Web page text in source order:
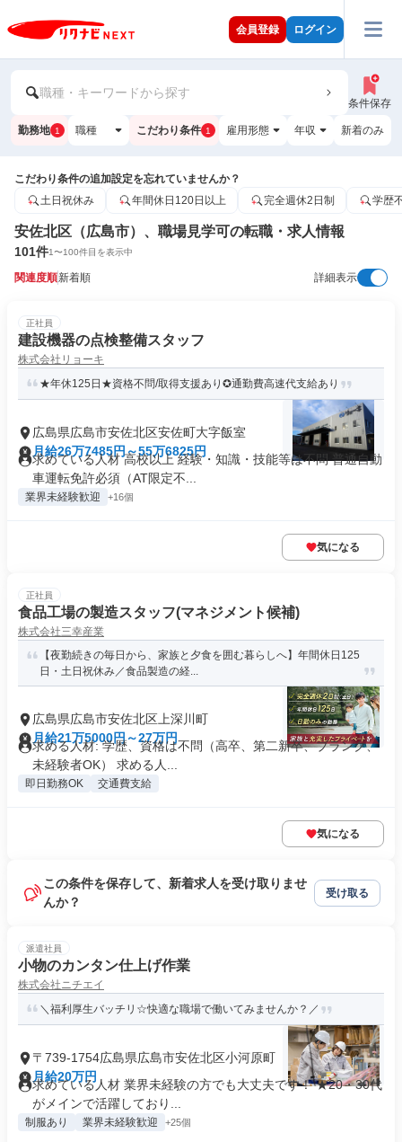
会員登録 ログイン
職種・キーワードから探す
条件保存
勤務地 1 職種 こだわり条件 1 雇用形態 年収 新着のみ
こだわり条件の追加設定を忘れていませんか？
土日祝休み
年間休日120日以上 完全週休2日制 学歴
安佐北区（広島市）、職場見学可の転職・求人情報
101件1〜100件目を表示中
関連度順新着順 詳細表示
正社員
建設機器の点検整備スタッフ
株式会社リョーキ
★年休125日★資格不問/取得支援あり✪通勤費高速代支給あり
広島県広島市安佐北区安佐町大字飯室
月給26万7485円～55万6825円
求めている人材 高校以上 経験・知識・技能等は不問 普通自動
車運転免許必須（AT限定不...
業界未経験歓迎 +16個
気になる
正社員
食品工場の製造スタッフ(マネジメント候補)
株式会社三幸産業
【夜勤続きの毎日から、家族と夕食を囲む暮らしへ】年間休日125
日・土日祝休み／食品製造の経...
広島県広島市安佐北区上深川町
月給21万5000円～27万円
求める人材: 学歴、資格は不問（高卒、第二新卒、ブランク、
未経験者OK） 求める人...
即日勤務OK 交通費支給
気になる
この条件を保存して、新着求人を受け取りませ
んか？
受け取る
派遣社員
小物のカンタン仕上げ作業
株式会社ニチエイ
＼福利厚生バッチリ☆快適な職場で働いてみませんか？／
〒739-1754広島県広島市安佐北区小河原町
月給20万円
求めている人材 業界未経験の方でも大丈夫です！ ★20・30代
がメインで活躍しており...
制服あり 業界未経験歓迎 +25個